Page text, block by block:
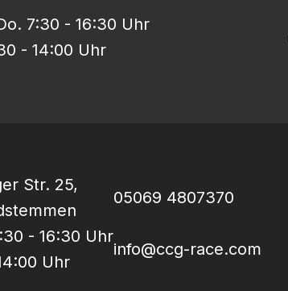
7:30 - 16:30 Uhr
- 14:00 Uhr
Str. 25,
- 16:30 Uhr
Uhr
05069 4807370
info@ccg-race.com